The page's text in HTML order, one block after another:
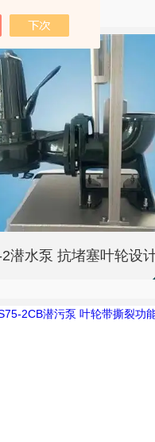
潜水泵 抗堵塞叶轮设